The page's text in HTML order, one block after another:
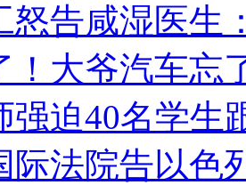
怒告咸湿医生
！大爷汽车忘
强迫40名学生
际法院告以色